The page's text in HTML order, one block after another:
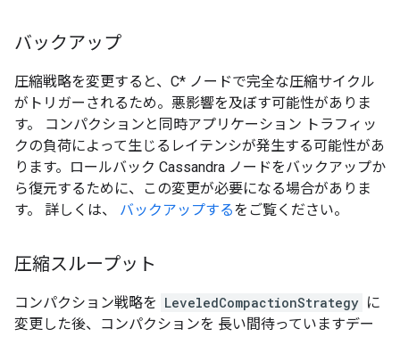
バックアップ
圧縮戦略を変更すると、C* ノードで完全な圧縮サイクル
がトリガーされるため。悪影響を及ぼす可能性がありま
す。 コンパクションと同時アプリケーション トラフィッ
クの負荷によって生じるレイテンシが発生する可能性があ
ります。ロールバック Cassandra ノードをバックアップか
ら復元するために、この変更が必要になる場合がありま
す。 詳しくは、
バックアップするをご覧ください。
圧縮スループット
コンパクション戦略を LeveledCompactionStrategy に
変更した後、コンパクションを 長い間待っていますデー